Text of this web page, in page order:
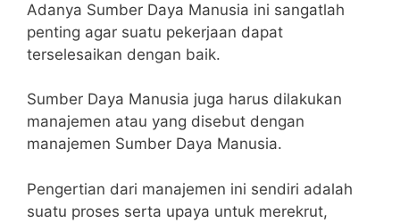
Adanya Sumber Daya Manusia ini sangatlah
penting agar suatu pekerjaan dapat
terselesaikan dengan baik.
Sumber Daya Manusia juga harus dilakukan
manajemen atau yang disebut dengan
manajemen Sumber Daya Manusia.
Pengertian dari manajemen ini sendiri adalah
suatu proses serta upaya untuk merekrut,